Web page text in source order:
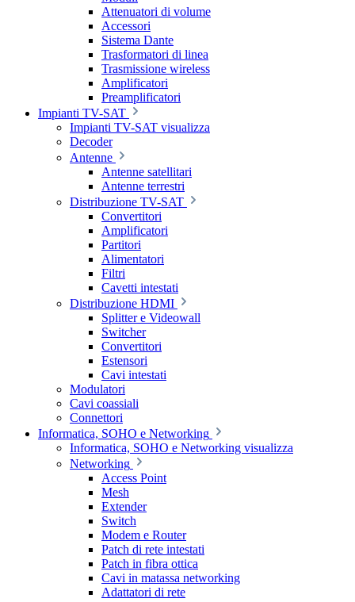
Attenuatori di volume
Accessori
Sistema Dante
Trasformatori di linea
Trasmissione wireless
Amplificatori
Preamplificatori
Impianti TV-SAT
Impianti TV-SAT visualizza
Decoder
Antenne
Antenne satellitari
Antenne terrestri
Distribuzione TV-SAT
Convertitori
Amplificatori
Partitori
Alimentatori
Filtri
Cavetti intestati
Distribuzione HDMI
Splitter e Videowall
Switcher
Convertitori
Estensori
Cavi intestati
Modulatori
Cavi coassiali
Connettori
Informatica, SOHO e Networking
Informatica, SOHO e Networking visualizza
Networking
Access Point
Mesh
Extender
Switch
Modem e Router
Patch di rete intestati
Patch in fibra ottica
Cavi in matassa networking
Adattatori di rete